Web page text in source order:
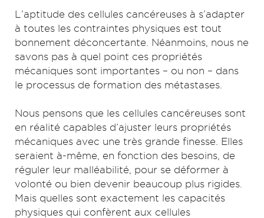
L’aptitude des cellules cancéreuses à s’adapter
à toutes les contraintes physiques est tout
bonnement déconcertante. Néanmoins, nous ne
savons pas à quel point ces propriétés
mécaniques sont importantes – ou non – dans
le processus de formation des métastases.
Nous pensons que les cellules cancéreuses sont
en réalité capables d’ajuster leurs propriétés
mécaniques avec une très grande finesse. Elles
seraient à-même, en fonction des besoins, de
réguler leur malléabilité, pour se déformer à
volonté ou bien devenir beaucoup plus rigides.
Mais quelles sont exactement les capacités
physiques qui confèrent aux cellules